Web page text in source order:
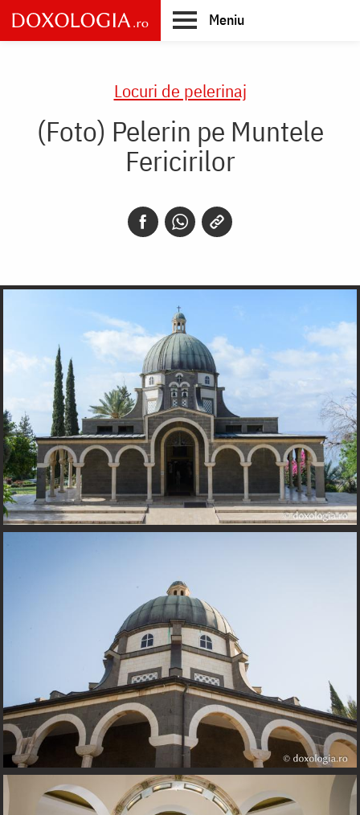
Skip
to
main
Meniu
Locuri de pelerinaj
(Foto) Pelerin pe Muntele
Fericirilor